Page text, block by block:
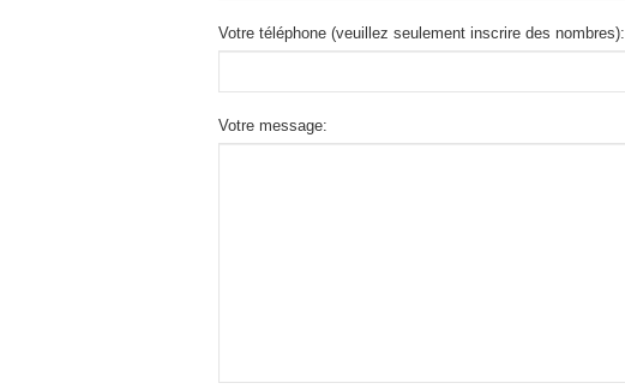
Votre téléphone (veuillez seulement inscrire des nombres):
Votre message: